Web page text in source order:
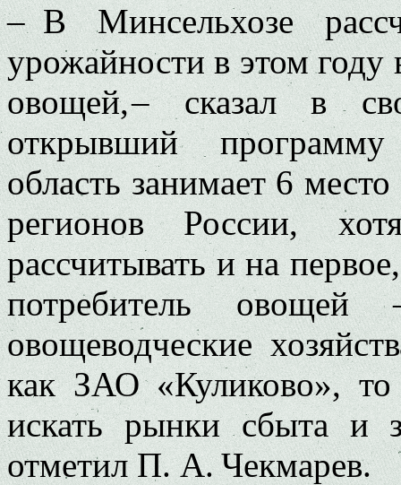
– В Минсельхозе
урожайности в этом году
овощей, – сказал в
открывший программу
область занимает 6
регионов России,
рассчитывать и на
потребитель
овощеводческие
как ЗАО «Куликово»,
искать рынки сбыта и
отметил П. А. Чекмарев.